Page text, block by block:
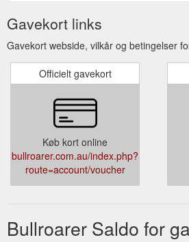
Gavekort links
Gavekort webside, vilkår og betingelser
Officielt gavekort
Køb kort online
bullroarer.com.au/index.php?
route=account/voucher
Bullroarer Saldo for